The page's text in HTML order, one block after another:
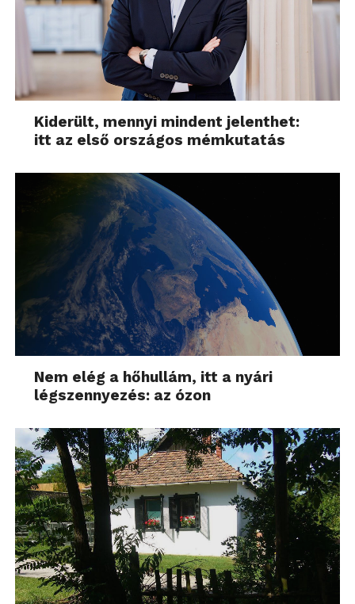
Kiderült, mennyi mindent jelenthet:
itt az első országos mémkutatás
Nem elég a hőhullám, itt a nyári
légszennyezés: az ózon